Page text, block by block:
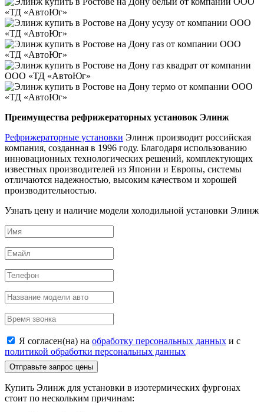
Преимущества рефрижераторных установок Элинж
Рефрижераторные установки Элинж производит российская
компания, созданная в 1996 году. Благодаря использованию
инновационных технологических решений, комплектующих
известных производителей из Японии и Европы, системы
отличаются надежностью, высоким качеством и хорошей
производительностью.
Узнать цену и наличие модели холодильной установки Элинж
Я согласен(на) на обработку персональных данных и c
политикой обработки персональных данных
Отправьте запрос цены
Купить Элинж для установки в изотермических фургонах
стоит по нескольким причинам: